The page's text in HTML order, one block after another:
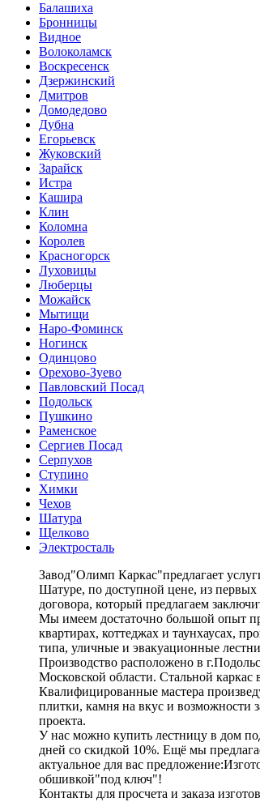
Балашиха
Бронницы
Видное
Волоколамск
Воскресенск
Дзержинский
Дмитров
Домодедово
Дубна
Егорьевск
Жуковский
Зарайск
Истра
Кашира
Клин
Коломна
Королев
Красногорск
Луховицы
Люберцы
Можайск
Мытищи
Наро-Фоминск
Ногинск
Одинцово
Орехово-Зуево
Павловский Посад
Подольск
Пушкино
Раменское
Сергиев Посад
Серпухов
Ступино
Химки
Чехов
Шатура
Щелково
Электросталь
Завод"Олимп Каркас"предлагает
Шатуре, по доступной цене, из первых
договора, который предлагаем
Мы имеем достаточно большой опыт
квартирах, коттеджах и таунхаусах,
типа, уличные и эвакуационные
Производство расположено в
Московской области. Стальной каркас
Квалифицированные мастера
плитки, камня на вкус и возможности
проекта.
У нас можно купить лестницу в дом
дней со скидкой 10%. Ещё мы
актуальное для вас
обшивкой"под ключ"!
Контакты для просчета и заказа